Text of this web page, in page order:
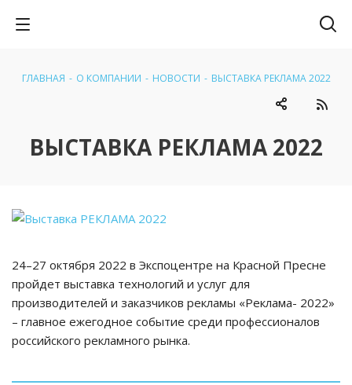
ГЛАВНАЯ - О КОМПАНИИ - НОВОСТИ - ВЫСТАВКА РЕКЛАМА 2022
ВЫСТАВКА РЕКЛАМА 2022
24–27 октября 2022 в Экспоцентре на Красной Пресне
пройдет выставка технологий и услуг для
производителей и заказчиков рекламы «Реклама- 2022»
– главное ежегодное событие среди профессионалов
российского рекламного рынка.